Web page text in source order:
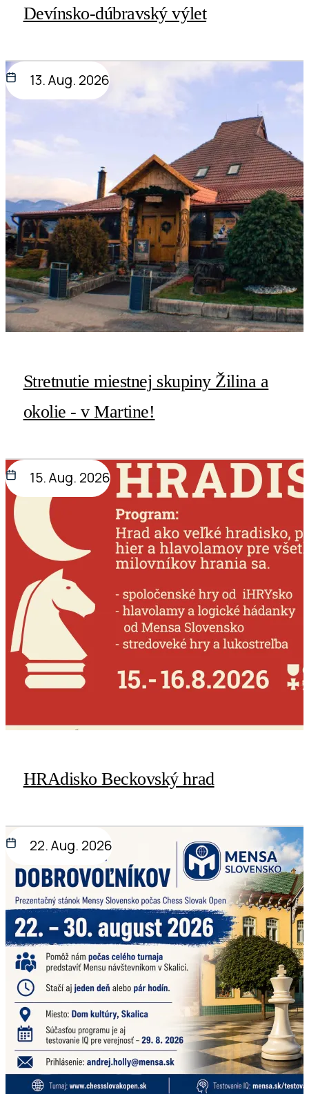
Devínsko-dúbravský výlet
13. Aug. 2026
Stretnutie miestnej skupiny Žilina a
okolie - v Martine!
15. Aug. 2026
HRAdisko Beckovský hrad
22. Aug. 2026